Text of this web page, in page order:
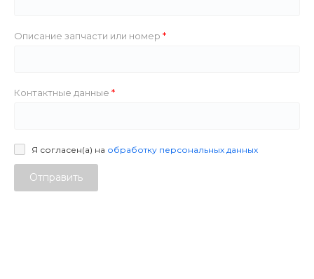
Описание запчасти или номер
Контактные данные
Я согласен(а) на обработку персональных данных
Отправить